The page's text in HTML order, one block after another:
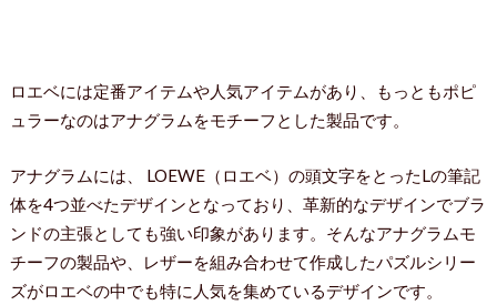
ロエベには定番アイテムや人気アイテムがあり、もっともポピ
ュラーなのはアナグラムをモチーフとした製品です。
アナグラムには、 LOEWE（ロエベ）の頭文字をとったLの筆記
体を4つ並べたデザインとなっており、革新的なデザインでブラ
ンドの主張としても強い印象があります。そんなアナグラムモ
チーフの製品や、レザーを組み合わせて作成したパズルシリー
ズがロエベの中でも特に人気を集めているデザインです。